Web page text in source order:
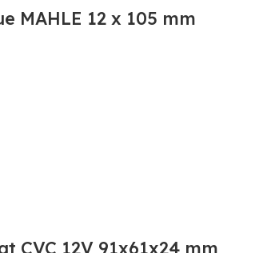
MAHLE 12 x 105 mm
CVC 12V 91x61x24 mm